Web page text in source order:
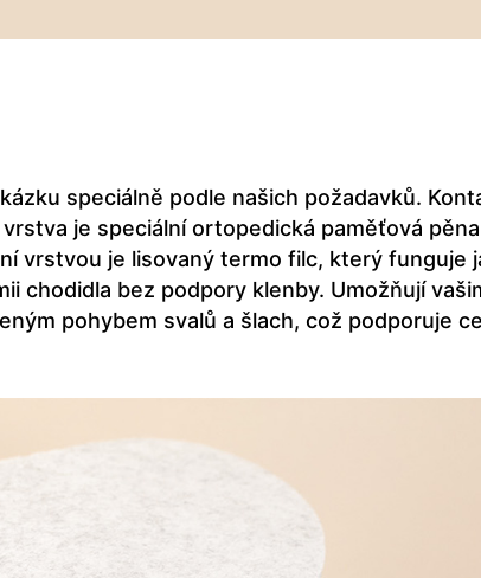
speciálně podle našich požadavků.
je speciální ortopedická paměťová pěna
vrstvou je lisovaný termo filc, který funguje
chodidla bez podpory klenby. Umožňují
pohybem svalů a šlach, což podporuje